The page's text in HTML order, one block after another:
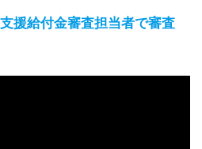
援給付金審査担当者で審査